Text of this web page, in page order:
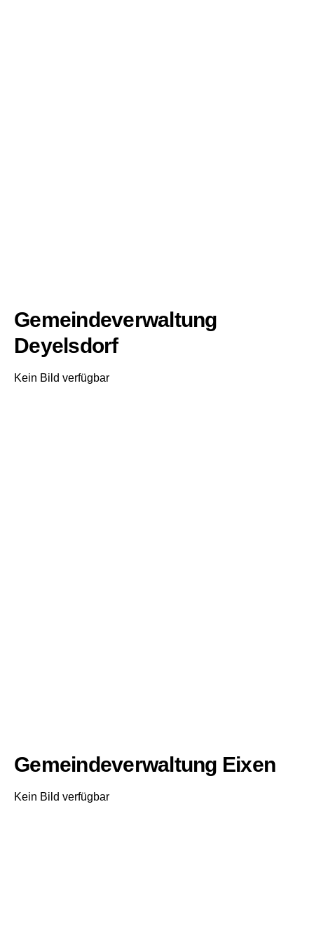
Gemeindeverwaltung
Deyelsdorf
Kein Bild verfügbar
Gemeindeverwaltung Eixen
Kein Bild verfügbar